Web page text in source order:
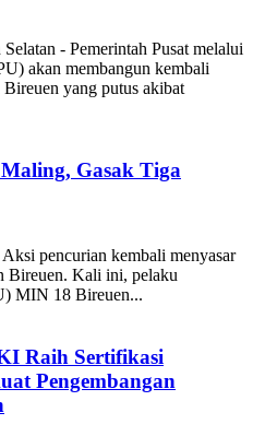
- Pemerintah Pusat melalui
akan membangun kembali
yang putus akibat
Gasak Tiga
pencurian kembali menyasar
Bireuen. Kali ini, pelaku
MIN 18 Bireuen...
Raih Sertifikasi
Pengembangan